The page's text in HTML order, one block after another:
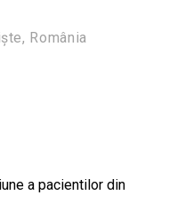
România
a pacientilor din